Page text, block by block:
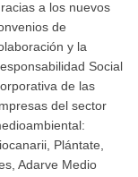
a los nuevos
de
y la
Social
de las
del sector
Plántate,
Adarve Medio